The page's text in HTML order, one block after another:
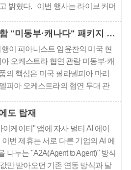
밝혔다. 이번 행사는 라이브 커머
다. 여행 스타일과 목적에 맞춰 참좋은여행, 임윤찬 협연 관람 포함 "미동부·캐나다" 패키지 출시
이 피아니스트 임윤찬의 미국 현
오케스트라 협연 관람 미동부·캐
의 핵심은 미국 필라델피아 마리
피아 오케스트라의 협연 무대 관
품 가..
도 탑재
케이티" 앱에 자사 멀티 AI 에이
번 제휴는 서로 다른 기업의 AI 에
나누는 "A2A(Agent to Agent)" 방식
만 받아오던 기존 연동 방식과 달